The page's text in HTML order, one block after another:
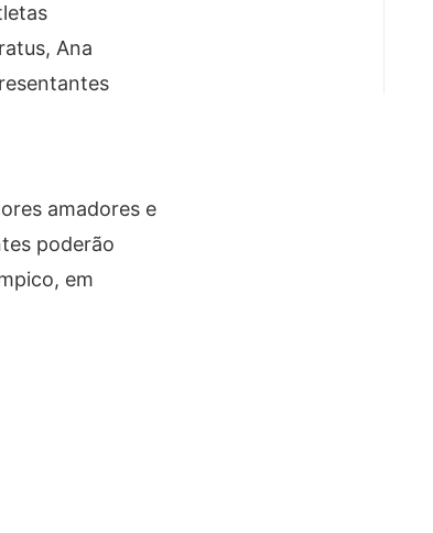
Ana
amadores e
poderão
em